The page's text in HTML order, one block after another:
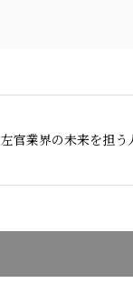
左官業界の未来を担う